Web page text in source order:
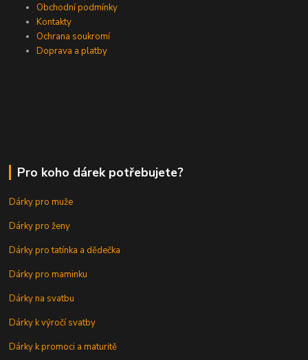
Obchodní podmínky
Kontakty
Ochrana soukromí
Doprava a platby
Pro koho dárek potřebujete?
Dárky pro muže
Dárky pro ženy
Dárky pro tatínka a dědečka
Dárky pro maminku
Dárky na svatbu
Dárky k výročí svatby
Dárky k promoci a maturitě